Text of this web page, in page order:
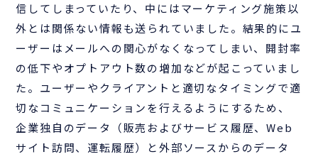
信してしまっていたり、中にはマーケティング施策以
外とは関係ない情報も送られていました。結果的にユ
ーザーはメールへの関心がなくなってしまい、開封率
の低下やオプトアウト数の増加などが起こっていまし
た。ユーザーやクライアントと適切なタイミングで適
切なコミュニケーションを行えるようにするため、
企業独⾃のデータ（販売およびサービス履歴、Web
サイト訪問、運転履歴）と外部ソースからのデータ